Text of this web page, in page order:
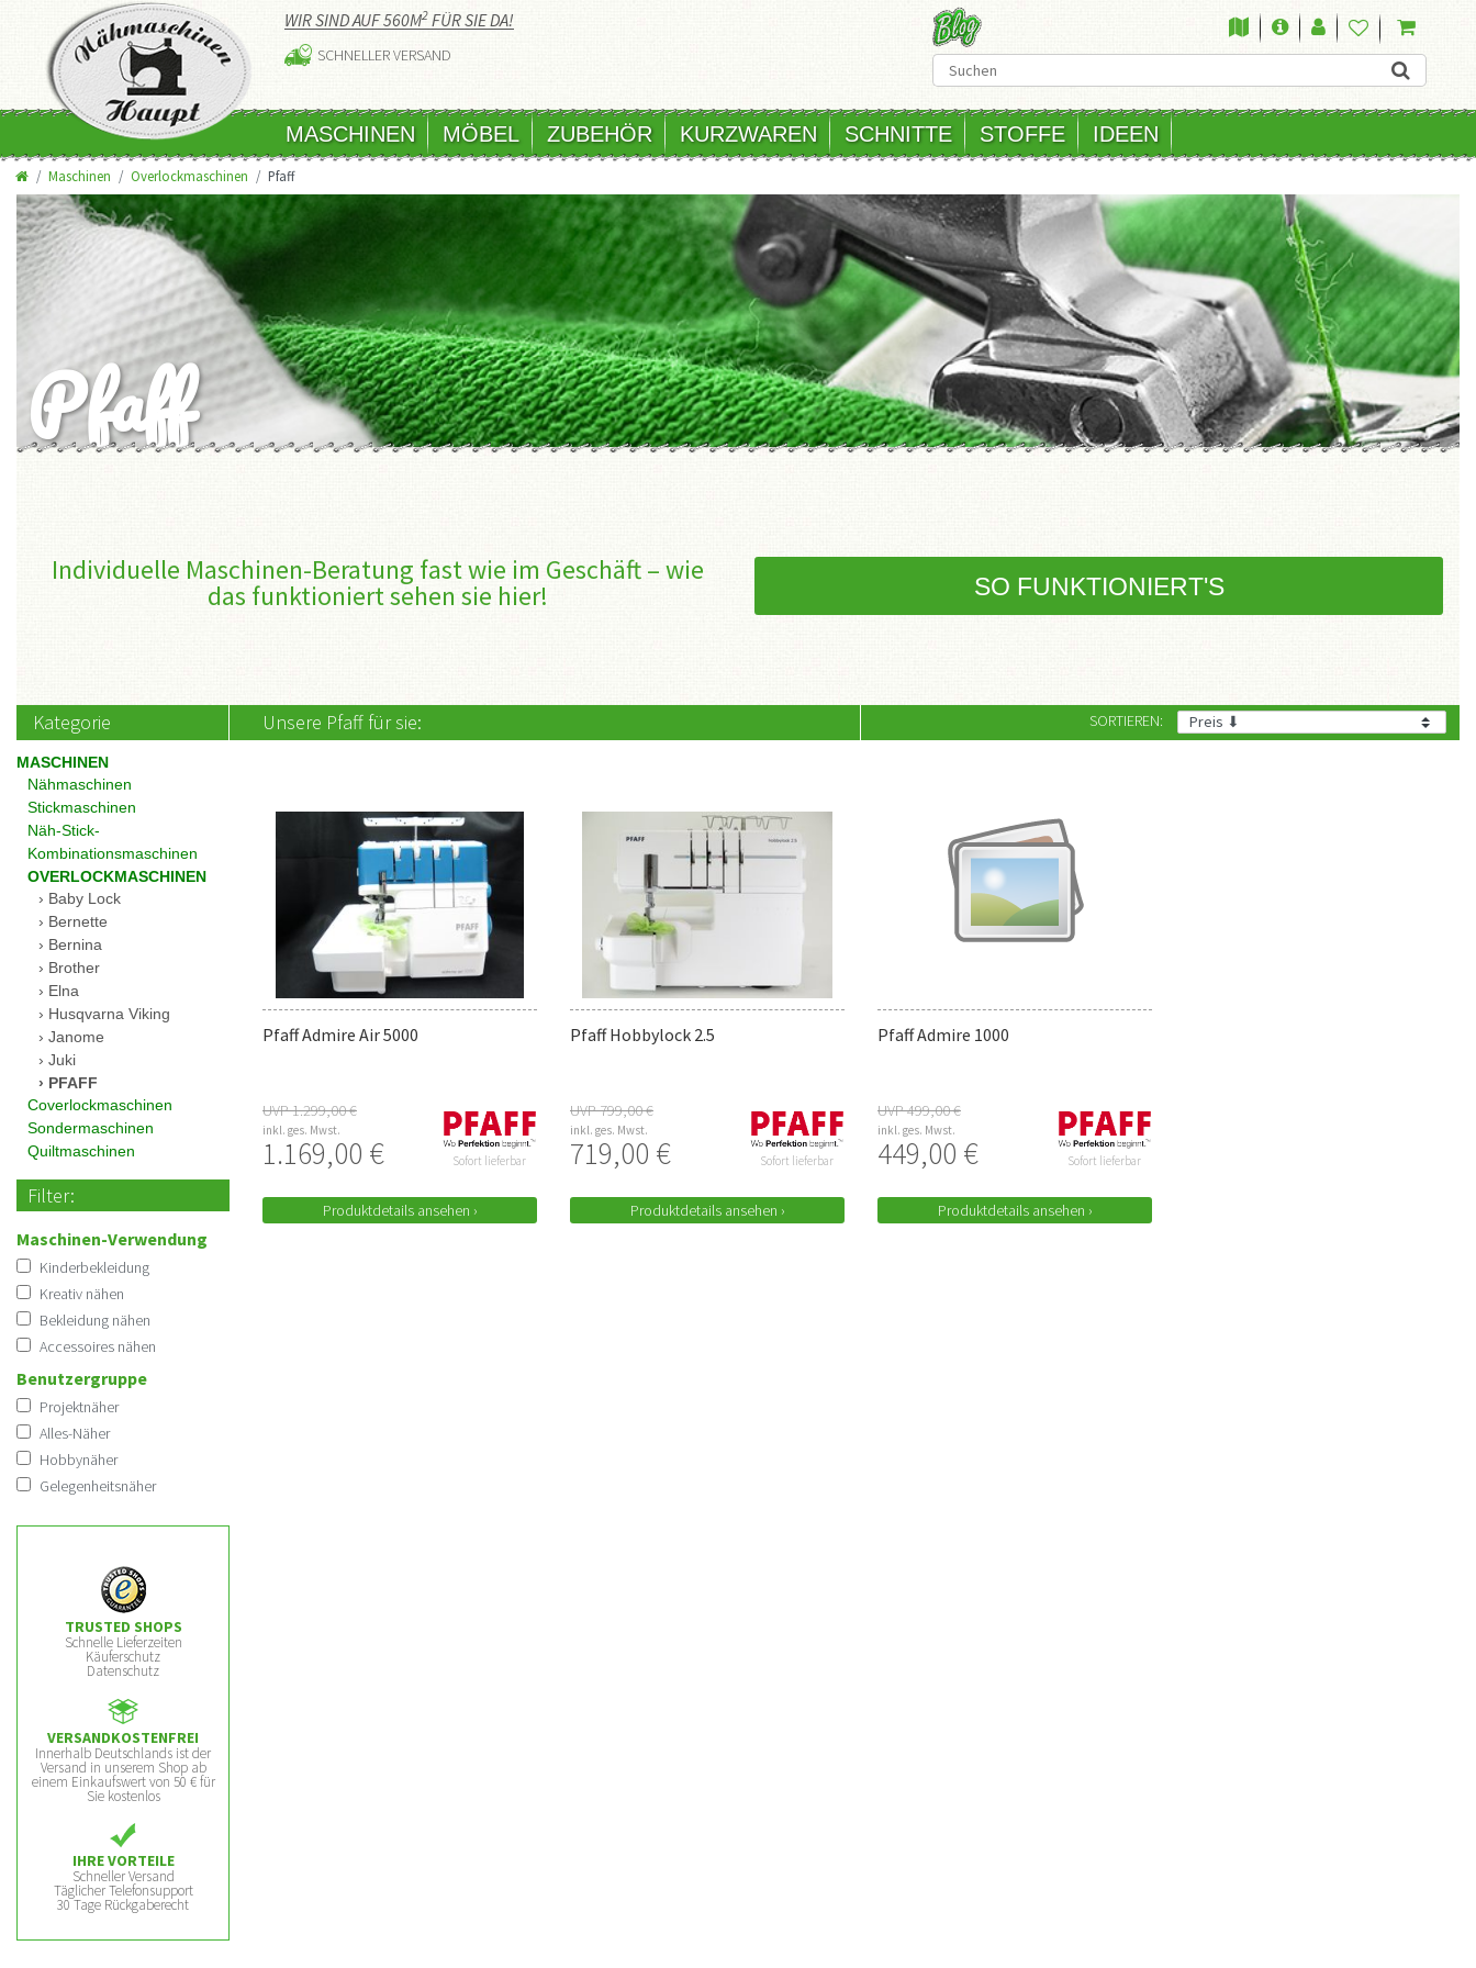
WIR SIND AUF 560M2 FÜR SIE DA!
SCHNELLER VERSAND
MASCHINEN MÖBEL ZUBEHÖR KURZWAREN SCHNITTE STOFFE IDEEN
Maschinen Overlockmaschinen Pfaff
Pfaff
Individuelle Maschinen-Beratung fast wie im Geschäft – wie
das funktioniert sehen sie hier! SO FUNKTIONIERT'S
Kategorie Unsere Pfaff für sie: SORTIEREN:
MASCHINEN
Nähmaschinen
Stickmaschinen
Näh-Stick-
Kombinationsmaschinen
OVERLOCKMASCHINEN
Baby Lock
Bernette
Bernina
Brother
Elna
Husqvarna Viking
Janome
Juki
PFAFF
Coverlockmaschinen
Sondermaschinen
Quiltmaschinen
Filter:
Maschinen-Verwendung
Kinderbekleidung
Kreativ nähen
Bekleidung nähen
Accessoires nähen
Benutzergruppe
Projektnäher
Alles-Näher
Hobbynäher
Gelegenheitsnäher
TRUSTED SHOPS
Schnelle Lieferzeiten
Käuferschutz
Datenschutz
VERSANDKOSTENFREI
Innerhalb Deutschlands ist der
Versand in unserem Shop ab
einem Einkaufswert von 50 € für
Sie kostenlos
IHRE VORTEILE
Schneller Versand
Täglicher Telefonsupport
30 Tage Rückgaberecht
Pfaff Admire Air 5000
UVP 1.299,00 €
inkl. ges. Mwst.
1.169,00 € Sofort lieferbar
Produktdetails ansehen ›
Pfaff Hobbylock 2.5
UVP 799,00 €
inkl. ges. Mwst.
719,00 € Sofort lieferbar
Produktdetails ansehen ›
Pfaff Admire 1000
UVP 499,00 €
inkl. ges. Mwst.
449,00 € Sofort lieferbar
Produktdetails ansehen ›